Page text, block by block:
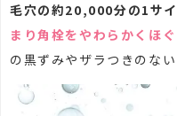
毛穴の約20,000分の1サ
まり角栓をやわらかくほ
の黒ずみやザラつきのな